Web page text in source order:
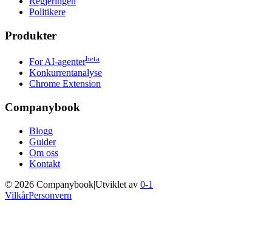
Politikere
Produkter
For AI-agenterbeta
Konkurrentanalyse
Chrome Extension
Companybook
Blogg
Guider
Om oss
Kontakt
© 2026 Companybook|Utviklet av 0-1
VilkårPersonvern